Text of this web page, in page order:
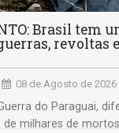
Brasil tem
revoltas
08 de Agosto de 2026
do Paraguai,
de milhares de